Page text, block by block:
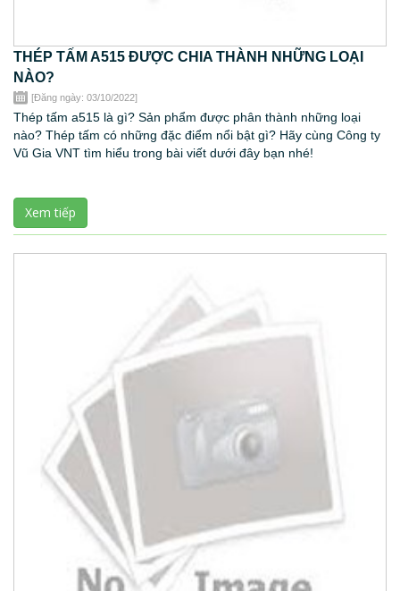
THÉP TẤM A515 ĐƯỢC CHIA THÀNH NHỮNG LOẠI
NÀO?
[Đăng ngày: 03/10/2022]
Thép tấm a515 là gì? Sản phẩm được phân thành những loại
nào? Thép tấm có những đặc điểm nổi bật gì? Hãy cùng Công ty
Vũ Gia VNT tìm hiểu trong bài viết dưới đây bạn nhé!
Xem tiếp